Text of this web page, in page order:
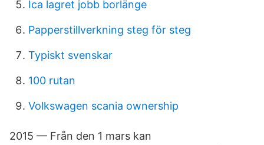
Ica lagret jobb borlänge
Papperstillverkning steg för steg
Typiskt svenskar
100 rutan
Volkswagen scania ownership
2015 — Från den 1 mars kan